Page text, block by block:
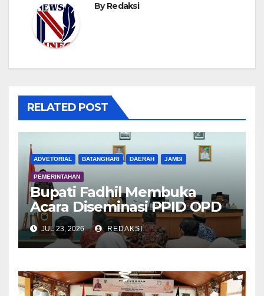
ByRedaksi
RELATED POST
ADVETORIAL BATANGHARI DAERAH JAMBI
PEMERINTAHAN
Bupati Fadhil Membuka
Acara Diseminasi PPID OPD
Dalam Rangka E-Monev
JUL 23, 2026 REDAKSI